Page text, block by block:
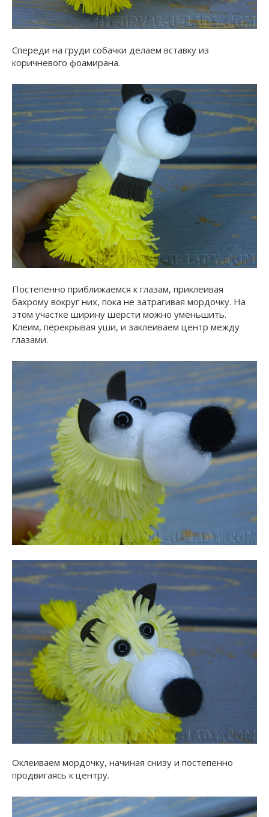
Спереди на груди собачки делаем вставку из
коричневого фоамирана.
Постепенно приближаемся к глазам, приклеивая
бахрому вокруг них, пока не затрагивая мордочку. На
этом участке ширину шерсти можно уменьшить.
Клеим, перекрывая уши, и заклеиваем центр между
глазами.
Оклеиваем мордочку, начиная снизу и постепенно
продвигаясь к центру.